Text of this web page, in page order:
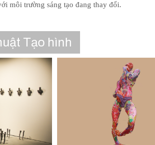
môi trường sáng tạo đang thay đổi.
Tạo hình